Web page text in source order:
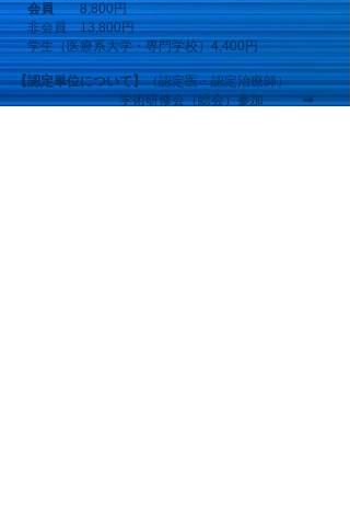
会員8,800円
非会員 13,800円
学生（医療系大学・専門学校）4,400円
【認定単位について】（認定医・認定治療師）
学術研修会（総会）参加 ➡